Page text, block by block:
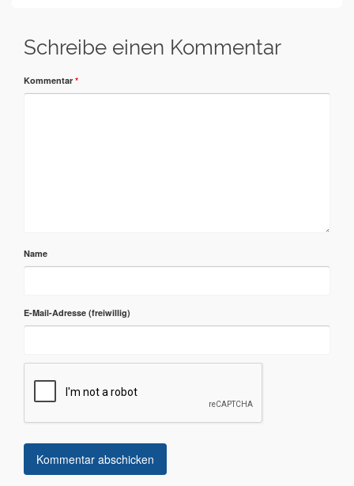
Schreibe einen Kommentar
Kommentar *
Name
E-Mail-Adresse